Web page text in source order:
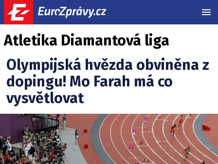
Atletika Diamantová liga
Olympijská hvězda obviněna z
dopingu! Mo Farah má co
vysvětlovat